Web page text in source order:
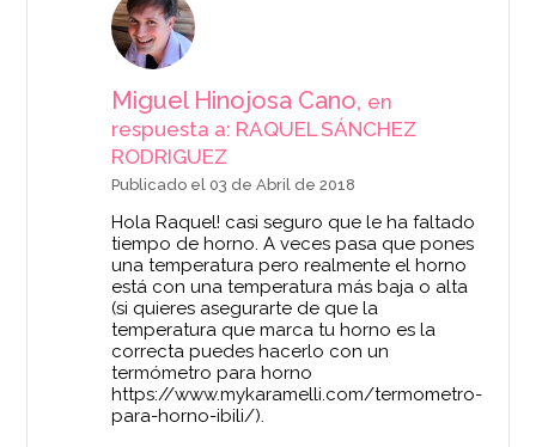
Miguel Hinojosa Cano, en
respuesta a: RAQUEL SÁNCHEZ
RODRIGUEZ
Publicado el 03 de Abril de 2018
Hola Raquel! casi seguro que le ha faltado
tiempo de horno. A veces pasa que pones
una temperatura pero realmente el horno
está con una temperatura más baja o alta
(si quieres asegurarte de que la
temperatura que marca tu horno es la
correcta puedes hacerlo con un
termómetro para horno
https://www.mykaramelli.com/termometro-
para-horno-ibili/).